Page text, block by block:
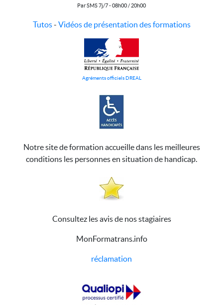
Par SMS 7j/7 - 08h00 / 20h00
Tutos- Vidéos de présentation des formations
Agréments officiels DREAL
Notre site de formation accueille dans les meilleures
conditions les personnes en situation de handicap.
Consultez les avis de nos stagiaires
MonFormatrans.info
réclamation